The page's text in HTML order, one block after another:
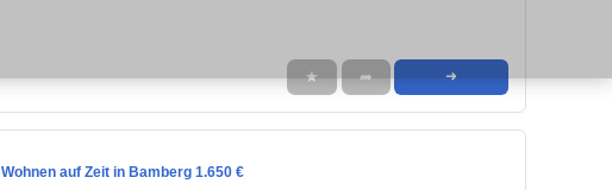
★ ➦ ➜
Wohnen auf Zeit in Bamberg 1.650 €